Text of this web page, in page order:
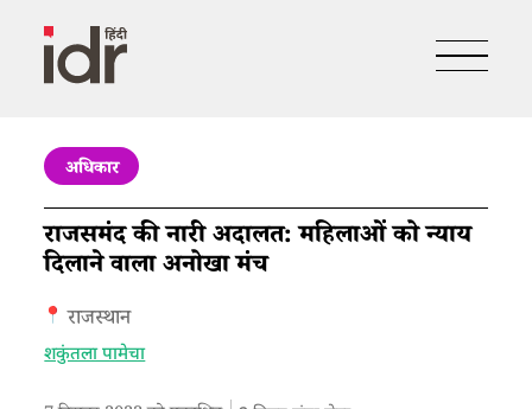
अधिकार
राजसमंद की नारी अदालत: महिलाओं को न्याय
दिलाने वाला अनोखा मंच
राजस्थान
शकुंतला पामेचा